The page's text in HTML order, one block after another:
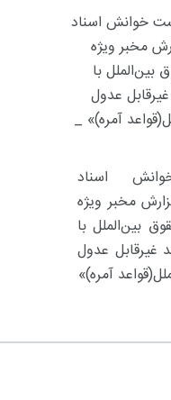
اسناد
مخبر ویژه
بین‌الملل با
غیرقابل عدول
آمره)»